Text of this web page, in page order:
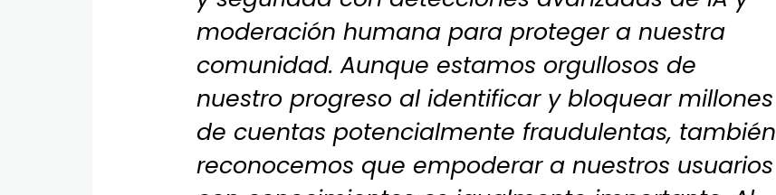
moderación humana para proteger a nuestra
comunidad. Aunque estamos orgullosos de
nuestro progreso al identificar y bloquear millones
de cuentas potencialmente fraudulentas, también
reconocemos que empoderar a nuestros usuarios